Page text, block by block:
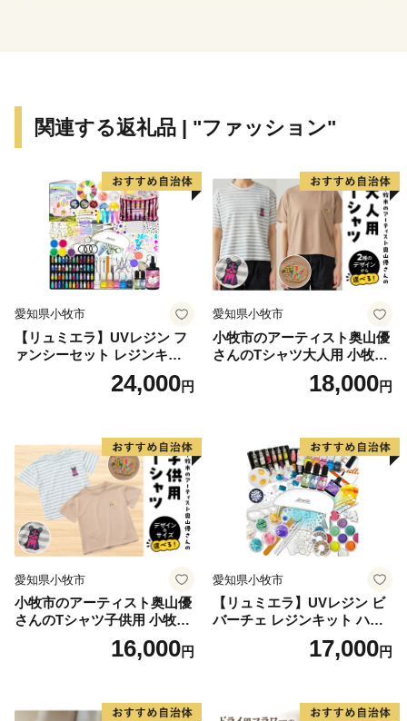
鎌倉市は、総務大臣通知により、ふるさと納税の対象と
なる地方団体としての指定を受けております。
【担当課連絡先】
鎌倉市文化観光部産業課ふるさと寄附金担当
FAX 0467-23-8700
メール furusatokifu@city.kamakura.kanagawa.jp
関連する返礼品 | "ファッション"
愛知県小牧市
【リュミエラ】UVレジン フ
ァンシーセット レジンキッ
ト ハンドメイド レジンクラ
フト アクセサリーキット 手
24,000円
愛知県小牧市
小牧市のアーティスト奥山優
さんのTシャツ大人用 小牧市
18,000円
愛知県小牧市
小牧市のアーティスト奥山優
さんのTシャツ子供用 小牧市
16,000円
愛知県小牧市
【リュミエラ】UVレジン ビ
バーチェ レジンキット ハン
ドメイド レジンクラフト ア
クセサリーキット 手作り セ
17,000円